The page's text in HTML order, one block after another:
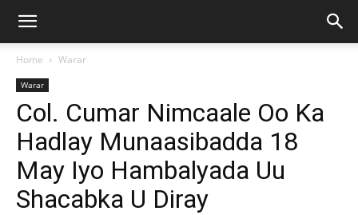
Home Warar
Warar
Col. Cumar Nimcaale Oo Ka
Hadlay Munaasibadda 18
May Iyo Hambalyada Uu
Shacabka U Diray